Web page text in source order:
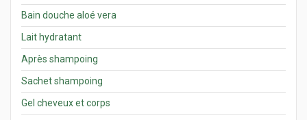
Bain douche aloé vera
Lait hydratant
Après shampoing
Sachet shampoing
Gel cheveux et corps